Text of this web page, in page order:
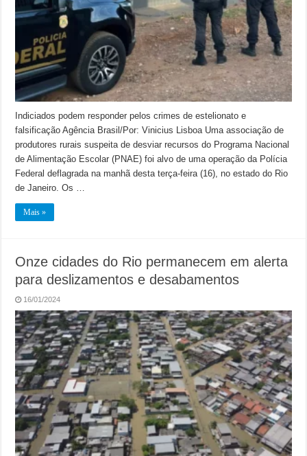
Indiciados podem responder pelos crimes de estelionato e
falsificação Agência Brasil/Por: Vinicius Lisboa Uma associação de
produtores rurais suspeita de desviar recursos do Programa Nacional
de Alimentação Escolar (PNAE) foi alvo de uma operação da Polícia
Federal deflagrada na manhã desta terça-feira (16), no estado do Rio
de Janeiro. Os …
Mais »
Onze cidades do Rio permanecem em alerta
para deslizamentos e desabamentos
16/01/2024